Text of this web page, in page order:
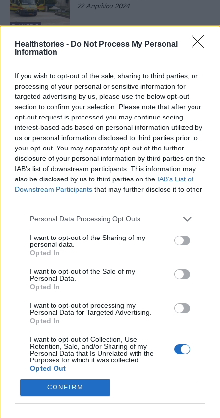
Healthstories - Do Not Process My Personal
Information
If you wish to opt-out of the sale, sharing to third parties, or
processing of your personal or sensitive information for
targeted advertising by us, please use the below opt-out
section to confirm your selection. Please note that after your
opt-out request is processed you may continue seeing
interest-based ads based on personal information utilized by
us or personal information disclosed to third parties prior to
your opt-out. You may separately opt-out of the further
disclosure of your personal information by third parties on the
IAB’s list of downstream participants. This information may
also be disclosed by us to third parties on the IAB’s List of
Downstream Participants that may further disclose it to other
Personal Data Processing Opt Outs
I want to opt-out of the Sharing of my
personal data.
Opted In
I want to opt-out of the Sale of my
Personal Data.
Opted In
I want to opt-out of processing my
Personal Data for Targeted Advertising.
Opted In
I want to opt-out of Collection, Use,
Retention, Sale, and/or Sharing of my
Personal Data that Is Unrelated with the
Purposes for which it was collected.
Opted Out
CONFIRM
ΕΙΔΉΣΕΙΣ
22 Απριλίου 2024
ΕΙΔΉΣΕΙΣ
Άλλα 10 ασθενοφόρα παρέλαβε
το ΕΚΑΒ από τις δωρεές πολιτών
19 Ιανουαρίου 2024
ΤΑΞΊΔΙ ΚΑΙ ΥΓΕΊΑ
EKAB: Ενίσχυση με 20 μηχανές, 8
κινητές μονάδες και 52
ασθενοφόρα
14 Δεκεμβρίου 2023
Από σήμερα και για 10 μέρες οι
αιτήσεις για 250 προσλήψεις
επικουρικών στα ασθενοφόρα
του ΕΚΑΒ
Τελευταία Νέα
λέτε σε έναν επισκέπτη
27 Φεβρουαρίου 2026
Πάνω από 100 μωρά έχουν
γεννηθεί μέσω εξωσωματικής, με
την υποστήριξη της Be-Live
27 Φεβρουαρίου 2026